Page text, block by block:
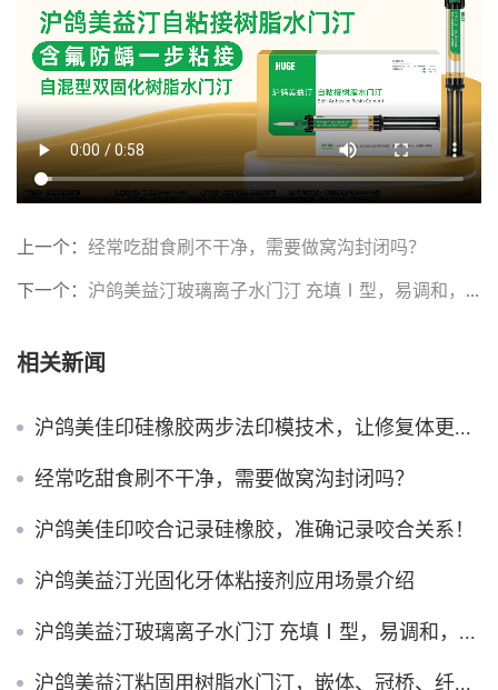
上一个： 经常吃甜食刷不干净，需要做窝沟封闭吗？
下一个： 沪鸽美益汀玻璃离子水门汀 充填Ⅰ型，易调和，就位更稳固
相关新闻
沪鸽美佳印硅橡胶两步法印模技术，让修复体更密合！
经常吃甜食刷不干净，需要做窝沟封闭吗？
沪鸽美佳印咬合记录硅橡胶，准确记录咬合关系！
沪鸽美益汀光固化牙体粘接剂应用场景介绍
沪鸽美益汀玻璃离子水门汀 充填Ⅰ型，易调和，就位更稳固
沪鸽美益汀粘固用树脂水门汀，嵌体、冠桥、纤维桩全能粘！